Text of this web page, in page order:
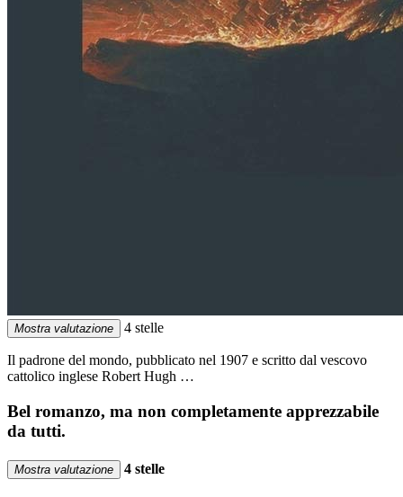
Mostra valutazione 4 stelle
Il padrone del mondo, pubblicato nel 1907 e scritto dal vescovo
cattolico inglese Robert Hugh …
Bel romanzo, ma non completamente apprezzabile
da tutti.
Mostra valutazione 4 stelle